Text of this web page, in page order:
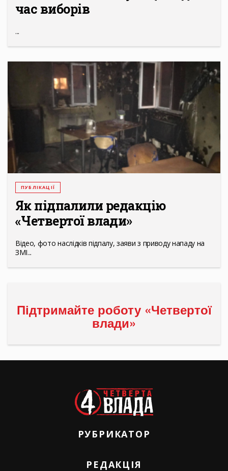
час виборів
...
ПУБЛІКАЦІЇ
Як підпалили редакцію
«Четвертої влади»
Відео, фото наслідків підпалу, заяви з приводу нападу на
ЗМІ...
Підтримайте роботу «Четвертої
влади»
РУБРИКАТОР
РЕДАКЦІЯ